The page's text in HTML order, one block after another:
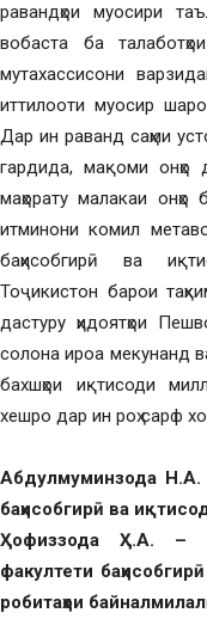
равандҳои муосири
вобаста ба
мутахассисони
иттилооти муосир
Дар ин раванд саҳми
гардида, мақоми онҳо
маҳорату малакаи
итминони комил
баҳисобгирӣ ва
Тоҷикистон барои
дастуру ҳидоятҳои
солона ироа мекунанд
бахшҳои иқтисоди
хешро дар ин роҳ сарф
Абдулмуминзода Н.А.
баҳисобгирӣ ва
Ҳофиззода Ҳ.А. –
факултети
робитаҳои